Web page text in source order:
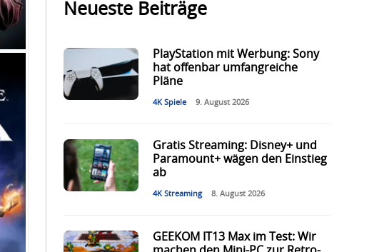
Neueste Beiträge
PlayStation mit Werbung: Sony
hat offenbar umfangreiche
Pläne
4K Spiele 9. August 2026
Gratis Streaming: Disney+ und
Paramount+ wägen den Einstieg
ab
4K Streaming 8. August 2026
GEEKOM IT13 Max im Test: Wir